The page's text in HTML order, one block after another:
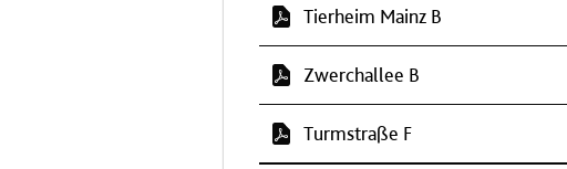
Tierheim Mainz B
Zwerchallee B
Turmstraße F